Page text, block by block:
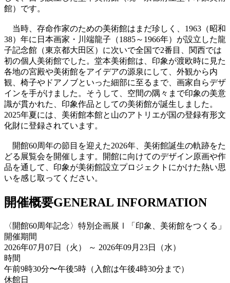
館）です。
当時、存命作家のための美術館はまだ珍しく、1963（昭和
38）年に日本画家・川端龍子（1885～1966年）が設立した龍
子記念館（東京都大田区）に次いで全国で2番目、関西では
初の個人美術館でした。堂本美術館は、印象が渡欧時に見た
各地の宮殿や美術館をアイデアの源泉にして、外観から内
観、椅子やドアノブといった細部に至るまで、画家自らデザ
インを手がけました。そうして、空間の隅々まで印象の美意
識が貫かれた、印象作品としての美術館が誕生しました。
2025年夏には、美術館本館と山のアトリエが国の登録有形文
化財に登録されています。
開館60周年の節目を迎えた2026年、美術館誕生の軌跡をた
どる展覧会を開催します。開館に向けてのデザイン原画や作
品を通して、印象が美術館設立プロジェクトにかけた熱い思
いを感じ取ってください。
開催概要GENERAL INFORMATION
〈開館60周年記念〉特別企画展Ⅰ「印象、美術館をつくる」
開催期間
2026年07月07日（火） ～ 2026年09月23日（水）
時間
午前9時30分〜午後5時（入館は午後4時30分まで）
休館日